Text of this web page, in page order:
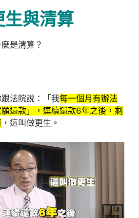
生與清算
是清算？
法院說：「我每一個月有辦法
還款」，連續還款6年之後，剩
，這叫做更生。